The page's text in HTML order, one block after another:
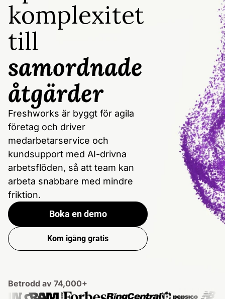
komplexitet
till
samordnade
åtgärder
Freshworks är byggt för agila
företag och driver
medarbetarservice och
kundsupport med AI-drivna
arbetsflöden, så att team kan
arbeta snabbare med mindre
friktion.
Boka en demo
Kom igång gratis
Betrodd av 74,000+